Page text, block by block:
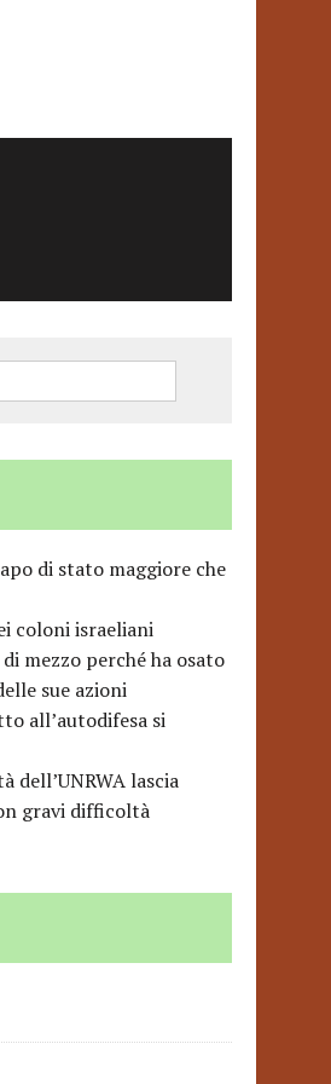
di stato maggiore che
coloni israeliani
mezzo perché ha osato
sue azioni
all’autodifesa si
dell’UNRWA lascia
gravi difficoltà